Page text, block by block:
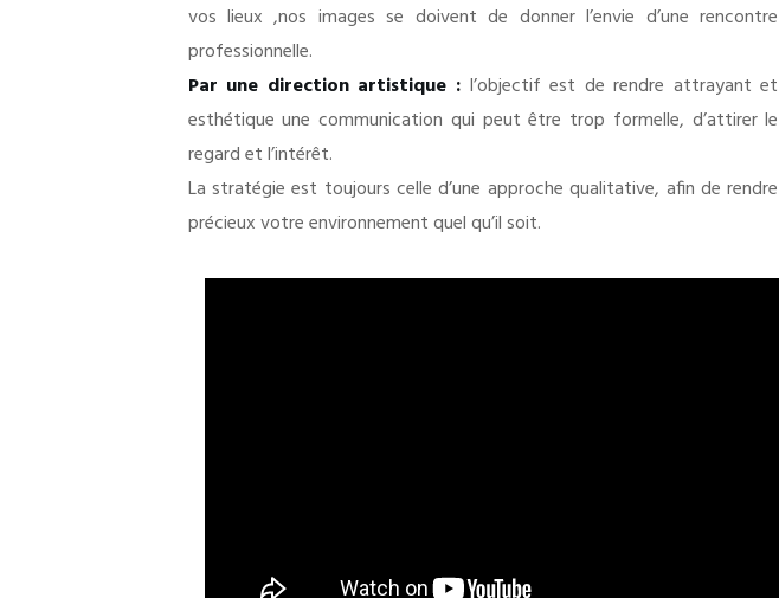
vos lieux ,nos images se doivent de donner l’envie d’une rencontre
professionnelle.
Par une direction artistique :l’objectif est de rendre attrayant et
esthétique une communication qui peut être trop formelle, d’attirer le
regard et l’intérêt.
La stratégie est toujours celle d’une approche qualitative, afin de rendre
précieux votre environnement quel qu’il soit.